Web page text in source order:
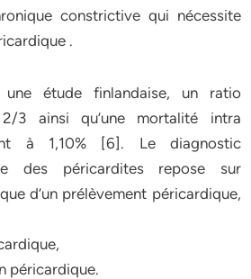
constrictive qui nécessite
.
étude finlandaise, un ratio
3 ainsi qu’une mortalité intra
à 1,10% [6]. Le diagnostic
des péricardites repose sur
d’un prélèvement péricardique,
péricardique.